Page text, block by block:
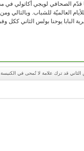
قدّم الصحافي لويجي أكاتولي في
العالميّة للشباب.
البابا يوحنا بولس الثاني ككل
الثاني قد ترك علامة لا تُمحى في الكنيسة